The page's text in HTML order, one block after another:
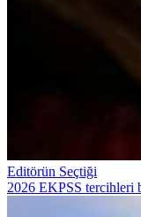
Editörün Seçtiği
2026 EKPSS tercihleri